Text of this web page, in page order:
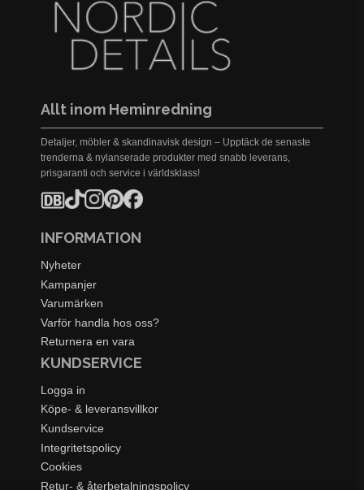
Allt inom Heminredning
Detaljer, möbler & skandinavisk design – Upptäck de senaste
trenderna & nylanserade produkter med snabb leverans,
prisgaranti och service i världsklass!
INFORMATION
Nyheter
Kampanjer
Varumärken
Varför handla hos oss?
Returnera en vara
KUNDSERVICE
Logga in
Köpe- & leveransvillkor
Kundservice
Integritetspolicy
Cookies
Retur- & återbetalningspolicy